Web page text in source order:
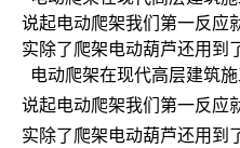
说起电动爬架我们第一反应
实除了爬架电动葫芦还用到
电动爬架在现代高层建筑
说起电动爬架我们第一反应
实除了爬架电动葫芦还用到